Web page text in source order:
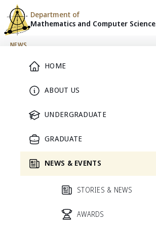
HOME
ABOUT US
UNDERGRADUATE
GRADUATE
NEWS & EVENTS
STORIES & NEWS
AWARDS
Department of
Mathematics and Computer Science
Skip to content
NEWS
News & Events
ข่าวประชาสัมพันธ์UndergraduateAMCS
HIGHLIGHT
Featured news
UNCATEGORIZED